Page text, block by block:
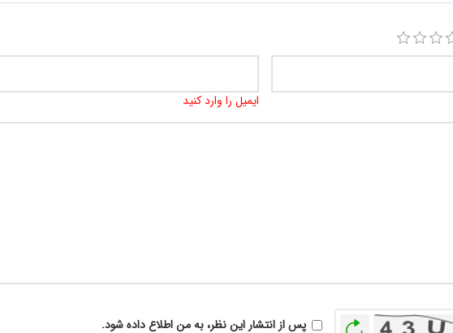
ایمیل را وارد کنید
بازخوانیپس از انتشار این نظر، به من اطلاع داده شود.